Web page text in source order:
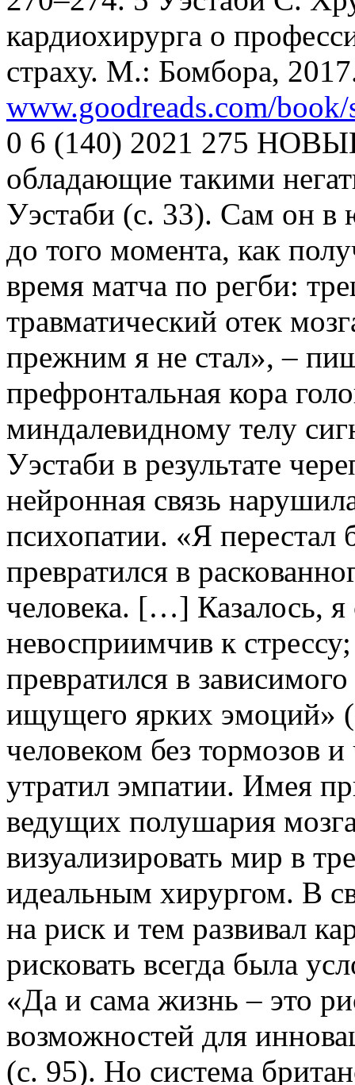
кардиохирурга о
страху. М.: Бомбора,
www.goodreads.com/
0 6 (140) 2021 275
обладающие такими
Уэстаби (с. 33). Сам он в
до того момента, как
время матча по регби:
травматический отек
прежним я не стал», –
префронтальная кора
миндалевидному телу
Уэстаби в результате
нейронная связь
психопатии. «Я
превратился в
человека. […] Казалось, я
невосприимчив к
превратился в
ищущего ярких эмоций»
человеком без тормозов
утратил эмпатии. Имея
ведущих полушария
визуализировать мир в
идеальным хирургом. В
на риск и тем развивал
рисковать всегда была
«Да и сама жизнь – это
возможностей для
(с. 95). Но система